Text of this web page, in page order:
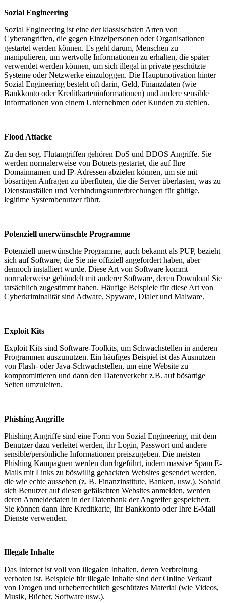
Sozial Engineering
Sozial Engineering ist eine der klassischsten Arten von
Cyberangriffen, die gegen Einzelpersonen oder Organisationen
gestartet werden können. Es geht darum, Menschen zu
manipulieren, um wertvolle Informationen zu erhalten, die später
verwendet werden können, um sich illegal in private geschützte
Systeme oder Netzwerke einzuloggen. Die Hauptmotivation hinter
Sozial Engineering besteht oft darin, Geld, Finanzdaten (wie
Bankkonto oder Kreditkarteninformationen) und andere sensible
Informationen von einem Unternehmen oder Kunden zu stehlen.
Flood Attacke
Zu den sog. Flutangriffen gehören DoS und DDOS Angriffe. Sie
werden normalerweise von Botnets gestartet, die auf Ihre
Domainnamen und IP-Adressen abzielen können, um sie mit
bösartigen Anfragen zu überfluten, die die Server überlasten, was zu
Dienstausfällen und Verbindungsunterbrechungen für gültige,
legitime Systembenutzer führt.
Potenziell unerwünschte Programme
Potenziell unerwünschte Programme, auch bekannt als PUP, bezieht
sich auf Software, die Sie nie offiziell angefordert haben, aber
dennoch installiert wurde. Diese Art von Software kommt
normalerweise gebündelt mit anderer Software, deren Download Sie
tatsächlich zugestimmt haben. Häufige Beispiele für diese Art von
Cyberkriminalität sind Adware, Spyware, Dialer und Malware.
Exploit Kits
Exploit Kits sind Software-Toolkits, um Schwachstellen in anderen
Programmen auszunutzen. Ein häufiges Beispiel ist das Ausnutzen
von Flash- oder Java-Schwachstellen, um eine Website zu
kompromittieren und dann den Datenverkehr z.B. auf bösartige
Seiten umzuleiten.
Phishing Angriffe
Phishing Angriffe sind eine Form von Sozial Engineering, mit dem
Benutzer dazu verleitet werden, ihr Login, Passwort und andere
sensible/persönliche Informationen preiszugeben. Die meisten
Phishing Kampagnen werden durchgeführt, indem massive Spam E-
Mails mit Links zu böswillig gehackten Websites gesendet werden,
die wie echte aussehen (z. B. Finanzinstitute, Banken, usw.). Sobald
sich Benutzer auf diesen gefälschten Websites anmelden, werden
deren Anmeldedaten in der Datenbank der Angreifer gespeichert.
Sie können dann Ihre Kreditkarte, Ihr Bankkonto oder Ihre E-Mail
Dienste verwenden.
Illegale Inhalte
Das Internet ist voll von illegalen Inhalten, deren Verbreitung
verboten ist. Beispiele für illegale Inhalte sind der Online Verkauf
von Drogen und urheberrechtlich geschütztes Material (wie Videos,
Musik, Bücher, Software usw.).